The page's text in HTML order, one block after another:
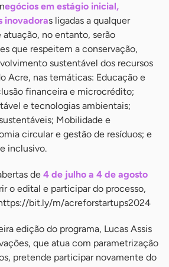
egócios em estágio inicial,
inovadoras ligadas a qualquer
no entanto, serão
que respeitem a conservação,
sustentável dos recursos
Acre, nas temáticas: Educação e
financeira e microcrédito;
e tecnologias ambientais;
Mobilidade e
circular e gestão de resíduos; e
inclusivo.
de 4 de julho a 4 de agosto
o edital e participar do processo,
bit.ly/m/acreforstartups2024
edição do programa, Lucas Assis
que atua com parametrização
pretende participar novamente do